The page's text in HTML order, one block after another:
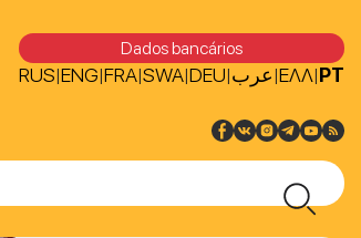
Dados bancários
RUS|ENG|FRA|SWA|DEU|عرب|ΕΛΛ|PT